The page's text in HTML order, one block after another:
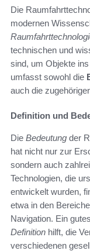
Die
modernen
technischen und
sind, um Objekte
umfasst sowohl die
auch die
Definition und
Die Bedeutung der
hat nicht nur zur
sondern auch
Technologien, die
entwickelt wurden,
etwa in den
Navigation. Ein
Definition hilft, die
verschiedenen